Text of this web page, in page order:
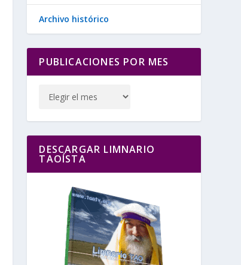
Archivo histórico
PUBLICACIONES POR MES
DESCARGAR LIMNARIO
TAOÍSTA